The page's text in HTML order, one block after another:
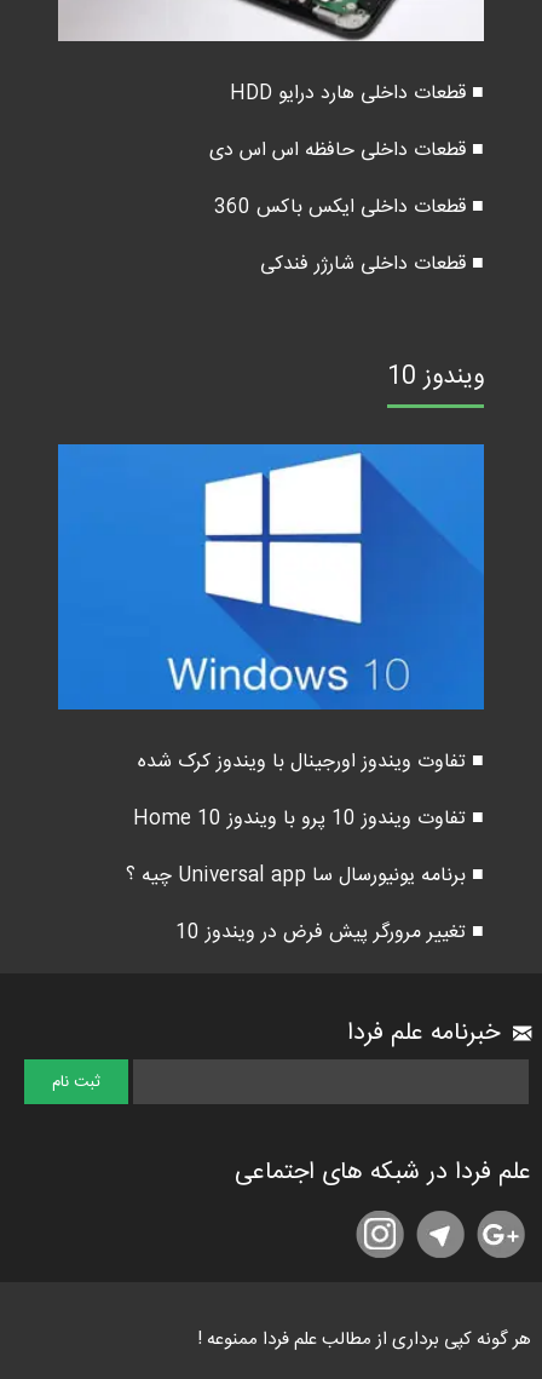
■ قطعات داخلی هارد درایو HDD
■ قطعات داخلی حافظه اس اس دی
■ قطعات داخلی ایکس باکس 360
■ قطعات داخلی شارژر فندکی
ویندوز 10
■ تفاوت ویندوز اورجینال با ویندوز کرک شده
■ تفاوت ویندوز 10 پرو با ویندوز 10 Home
■ برنامه یونیورسال سا Universal app چیه ؟
■ تغییر مرورگر پیش فرض در ویندوز 10
خبرنامه علم فردا
علم فردا در شبکه های اجتماعی
هر گونه کپی برداری از مطالب علم فردا ممنوعه !